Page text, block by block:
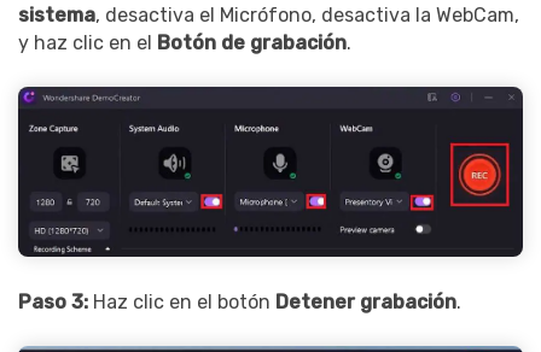
sistema, desactiva el Micrófono, desactiva la WebCam,
y haz clic en el Botón de grabación.
Paso 3: Haz clic en el botón Detener grabación.